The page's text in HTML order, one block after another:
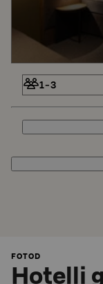
1-3
FOTOD
Hotelli